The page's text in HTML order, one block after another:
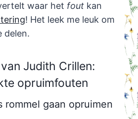
waar het foutkan
! Het leek me leuk om
delen.
Judith Crillen:
opruimfouten
rommel gaan opruimen